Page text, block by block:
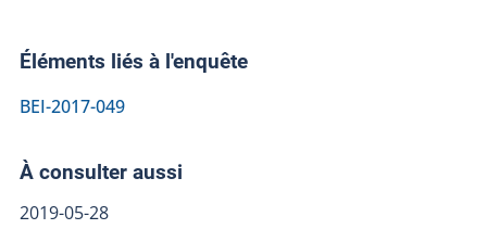
Éléments liés à l'enquête
BEI-2017-049
À consulter aussi
2019-05-28